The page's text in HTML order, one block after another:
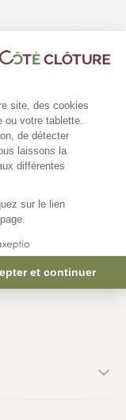
16 déclinaisons
Poteau aluminium
€
site, des cookies
ou votre tablette.
de détecter
laissons la
différentes
sur le lien
et continuer